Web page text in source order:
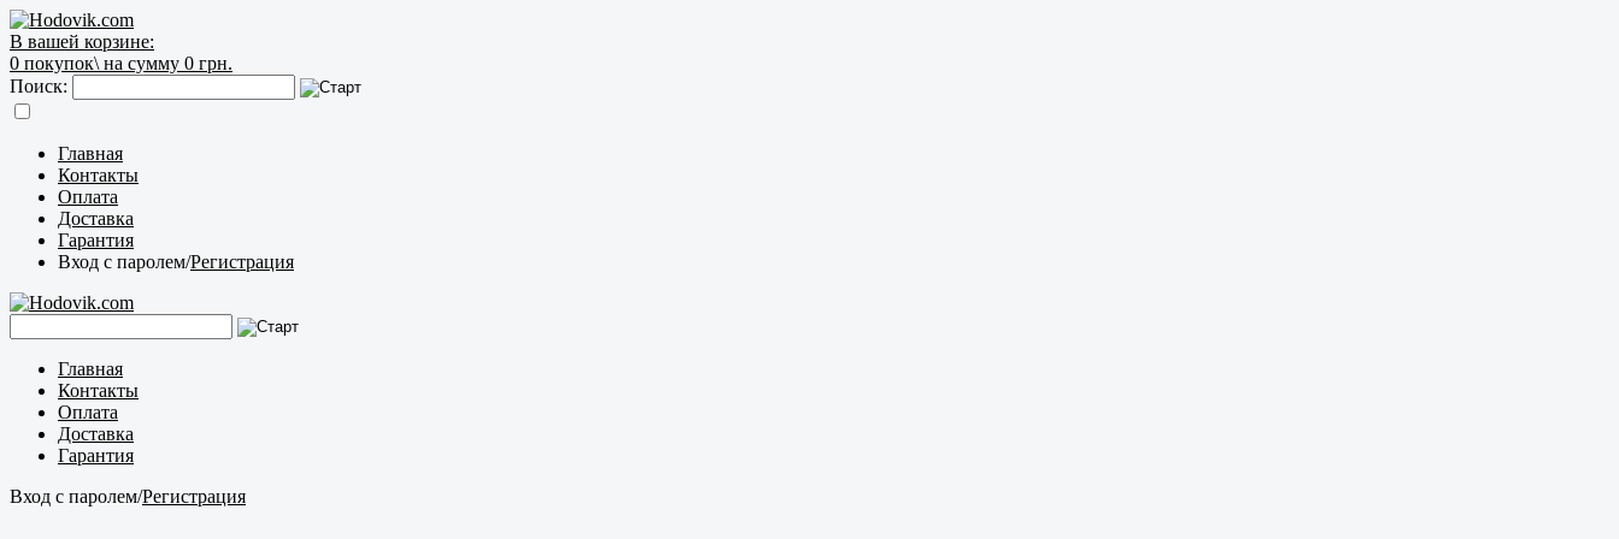
В вашей корзине:
0 покупок\ на сумму 0 грн.
Поиск:
Главная
Контакты
Оплата
Доставка
Гарантия
Вход с паролем/Регистрация
Главная
Контакты
Оплата
Доставка
Гарантия
Вход с паролем/Регистрация